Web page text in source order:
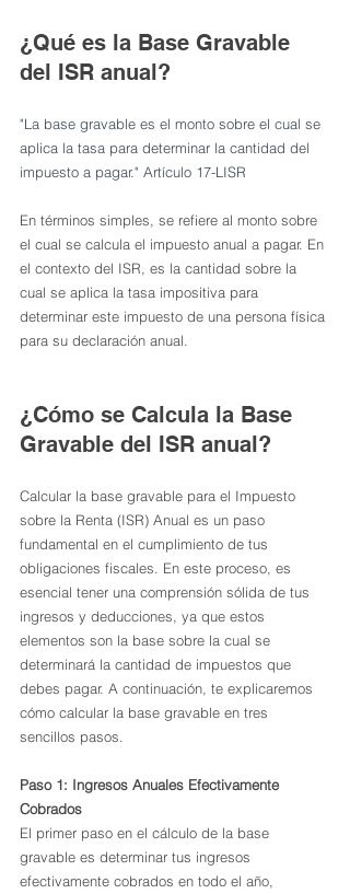
¿Qué es la Base Gravable
del ISR anual?
"La base gravable es el monto sobre el cual se
aplica la tasa para determinar la cantidad del
impuesto a pagar." Artículo 17-LISR
En términos simples, se refiere al monto sobre
el cual se calcula el impuesto anual a pagar. En
el contexto del ISR, es la cantidad sobre la
cual se aplica la tasa impositiva para
determinar este impuesto de una persona física
para su declaración anual.
¿Cómo se Calcula la Base
Gravable del ISR anual?
Calcular la base gravable para el Impuesto
sobre la Renta (ISR) Anual es un paso
fundamental en el cumplimiento de tus
obligaciones fiscales. En este proceso, es
esencial tener una comprensión sólida de tus
ingresos y deducciones, ya que estos
elementos son la base sobre la cual se
determinará la cantidad de impuestos que
debes pagar. A continuación, te explicaremos
cómo calcular la base gravable en tres
sencillos pasos.
Paso 1: Ingresos Anuales Efectivamente
Cobrados
El primer paso en el cálculo de la base
gravable es determinar tus ingresos
efectivamente cobrados en todo el año,